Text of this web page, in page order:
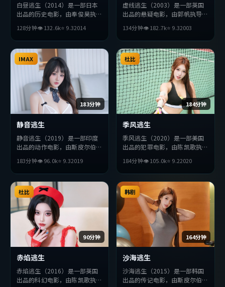
白昼逃生（2014）是一部日本
出品的历史电影，由奉俊昊执
影片在叙事与视听上力求突破，
探讨人性与抉择，节奏张弛有
度，适合喜欢该类型的观众完整
观看。
128分钟👁132.6k⭐ 9.32014
虚线逃生（2003）是一部英国
出品的悬疑电影，由郭帆执导，
演。影片在叙事与视听上力求突
破，探讨人性与抉择，节奏张弛
有度，适合喜欢该类型的观众完
整观看。
134分钟👁182.7k⭐ 9.32003
183分钟
IMAX
静音逃生
静音逃生（2019）是一部印度
出品的动作电影，由斯皮尔伯格
主演。影片在叙事与视听上力求
突破，探讨人性与抉择，节奏张
弛有度，适合喜欢该类型的观众
完整观看。
183分钟👁96.0k⭐ 9.32019
184分钟
杜比
季风逃生
季风逃生（2020）是一部美国
出品的犯罪电影，由陈凯歌执
主演。影片在叙事与视听上力求
突破，探讨人性与抉择，节奏张
弛有度，适合喜欢该类型的观众
完整观看。
184分钟👁105.0k⭐ 9.22020
90分钟
杜比
赤焰逃生
赤焰逃生（2016）是一部英国
出品的科幻电影，由陈凯歌执
164分钟
韩剧
沙海逃生
沙海逃生（2015）是一部韩国
出品的传记电影，由斯皮尔伯格